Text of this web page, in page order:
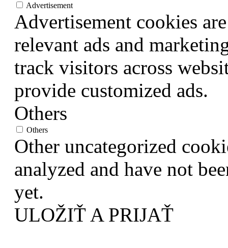
Advertisement
Advertisement cookies
relevant ads and
track visitors across
provide customized ads.
Others
Others
Other uncategorized
analyzed and have not
yet.
ULOŽIŤ A PRIJAŤ